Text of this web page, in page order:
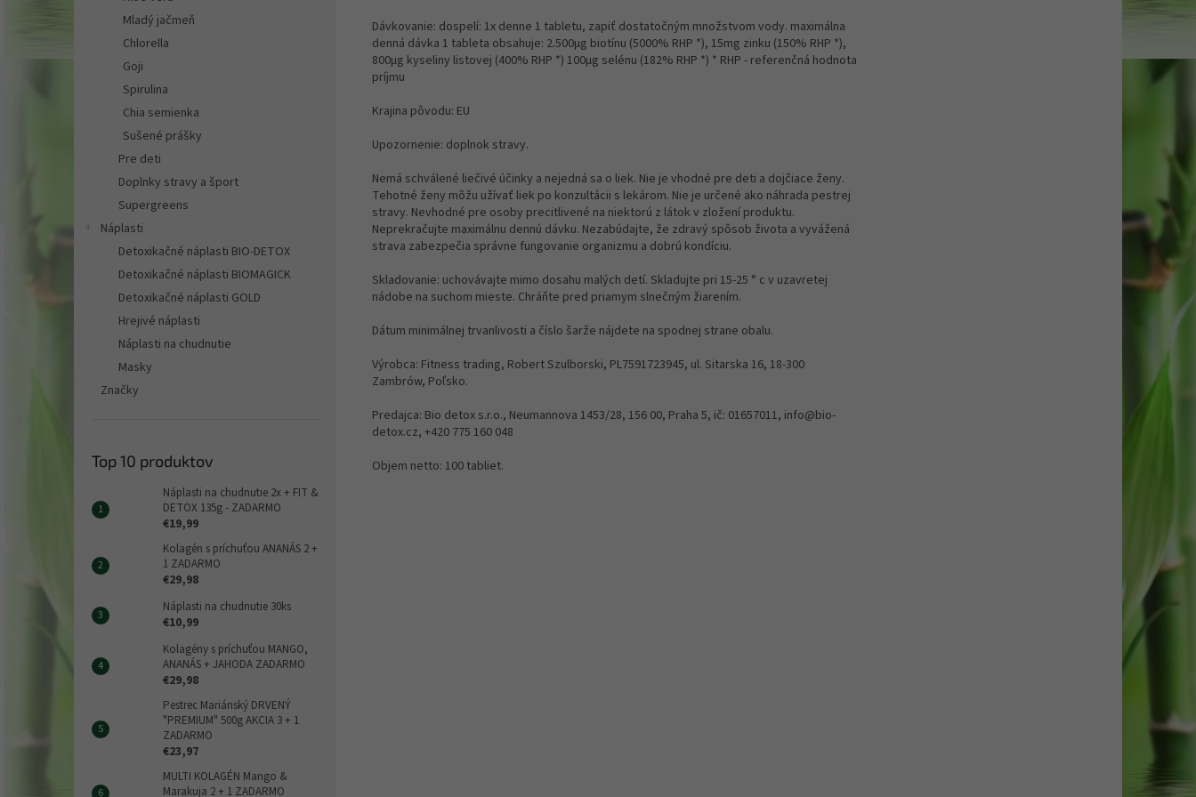
Mladý jačmeň
Chlorella
Goji
Spirulina
Chia semienka
Sušené prášky
Pre deti
Doplnky stravy a šport
Supergreens
Náplasti
Detoxikačné náplasti BIO-DETOX
Detoxikačné náplasti BIOMAGICK
Detoxikačné náplasti GOLD
Hrejivé náplasti
Náplasti na chudnutie
Masky
Značky
Top 10 produktov
Náplasti na chudnutie 2x + FIT &
DETOX 135g - ZADARMO
€19,99
Kolagén s príchuťou ANANÁS 2 +
1 ZADARMO
€29,98
Náplasti na chudnutie 30ks
€10,99
Kolagény s príchuťou MANGO,
ANANÁS + JAHODA ZADARMO
€29,98
Pestrec Mariánský DRVENÝ
"PREMIUM" 500g AKCIA 3 + 1
ZADARMO
€23,97
MULTI KOLAGÉN Mango &
Marakuja 2 + 1 ZADARMO
Dávkovanie: dospelí: 1x denne 1 tabletu, zapiť dostatočným množstvom vody. maximálna
denná dávka 1 tableta obsahuje: 2.500μg biotínu (5000% RHP *), 15mg zinku (150% RHP *),
800μg kyseliny listovej (400% RHP *) 100μg selénu (182% RHP *) * RHP - referenčná hodnota
príjmu
Krajina pôvodu: EU
Upozornenie: doplnok stravy.
Nemá schválené liečivé účinky a nejedná sa o liek. Nie je vhodné pre deti a dojčiace ženy.
Tehotné ženy môžu užívať liek po konzultácii s lekárom. Nie je určené ako náhrada pestrej
stravy. Nevhodné pre osoby precitlivené na niektorú z látok v zložení produktu.
Neprekračujte maximálnu dennú dávku. Nezabúdajte, že zdravý spôsob života a vyvážená
strava zabezpečia správne fungovanie organizmu a dobrú kondíciu.
Skladovanie: uchovávajte mimo dosahu malých detí. Skladujte pri 15-25 ° c v uzavretej
nádobe na suchom mieste. Chráňte pred priamym slnečným žiarením.
Dátum minimálnej trvanlivosti a číslo šarže nájdete na spodnej strane obalu.
Výrobca: Fitness trading, Robert Szulborski, PL7591723945, ul. Sitarska 16, 18-300
Zambrów, Poľsko.
Predajca: Bio detox s.r.o., Neumannova 1453/28, 156 00, Praha 5, ič: 01657011, info@bio-
detox.cz, +420 775 160 048
Objem netto: 100 tabliet.